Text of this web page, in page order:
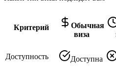
Критерий
Обычная
виза
Доступность Доступна